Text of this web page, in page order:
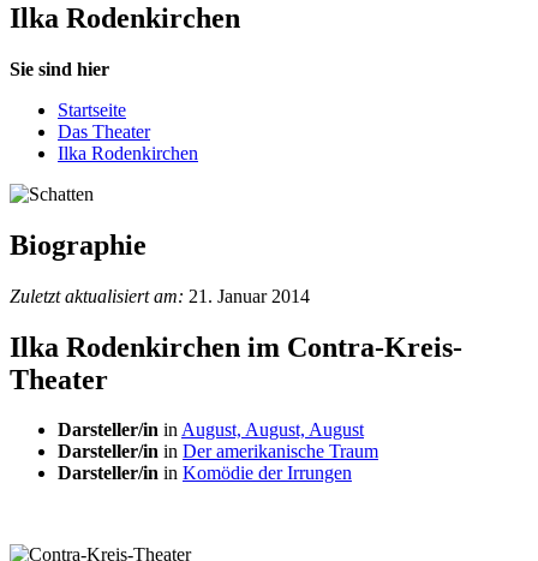
Ilka Rodenkirchen
Sie sind hier
Startseite
Das Theater
Ilka Rodenkirchen
Biographie
Zuletzt aktualisiert am: 21. Januar 2014
Ilka Rodenkirchen im Contra-Kreis-
Theater
Darsteller/in inAugust, August, August
Darsteller/in in Der amerikanische Traum
Darsteller/in in Komödie der Irrungen